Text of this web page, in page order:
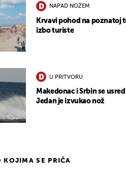
NAPAD NOŽEM
Krvavi pohod na poznatoj
izbo turiste
U PRITVORU
Makedonac i Srbin se
Jedan je izvukao nož
KOJIMA SE PRIČA